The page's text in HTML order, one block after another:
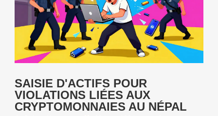
SAISIE D'ACTIFS POUR
VIOLATIONS LIÉES AUX
CRYPTOMONNAIES AU NÉPAL